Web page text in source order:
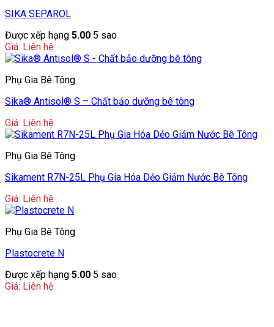
SIKA SEPAROL
Được xếp hạng 5.00 5 sao
Giá: Liên hệ
Phụ Gia Bê Tông
Sika® Antisol® S – Chất bảo dưỡng bê tông
Giá: Liên hệ
Phụ Gia Bê Tông
Sikament R7N-25L Phụ Gia Hóa Dẻo Giảm Nước Bê Tông
Giá: Liên hệ
Phụ Gia Bê Tông
Plastocrete N
Được xếp hạng 5.00 5 sao
Giá: Liên hệ